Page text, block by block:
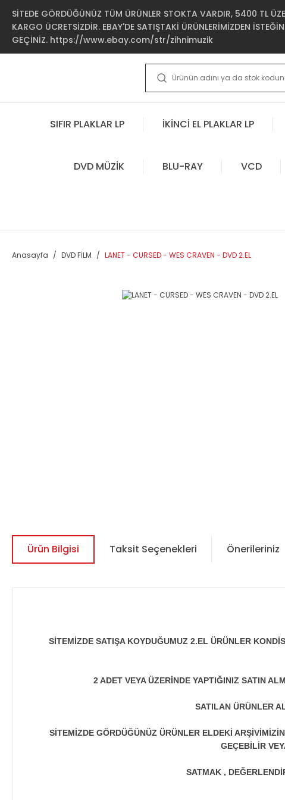
SİTEDE GÖRDÜĞÜNÜZ TÜM ÜRÜNLER STOKTA VARDIR, 5400 TL
KARGO ÜCRETSİZDİR. EBAY'DE SATIŞTAKİ ÜRÜNLERİMİZDEN
GEÇİNİZ. https://www.ebay.com/str/zihnimuzik
SIFIR PLAKLAR LP İKİNCİ EL PLAKLAR LP
DVD MÜZİK BLU-RAY VCD
Anasayfa DVD FİLM LANET - CURSED - WES CRAVEN - DVD 2.EL
Ürün Bilgisi Taksit Seçenekleri Önerileriniz
SİTEMİZDE SATIŞA KOYDUĞUMUZ 2.EL ÜRÜNLER
2 ADET VEYA ÜZERİNDE YAPTIĞINIZ SATIN
SATILAN ÜRÜNLER
SİTEMİZDE GÖRDÜĞÜNÜZ ÜRÜNLER ELDEKİ
GEÇEBİLİR
SATMAK ,